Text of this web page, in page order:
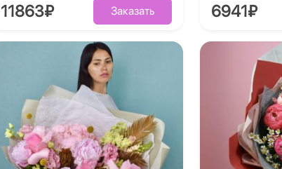
11863₽ Заказать 6941₽